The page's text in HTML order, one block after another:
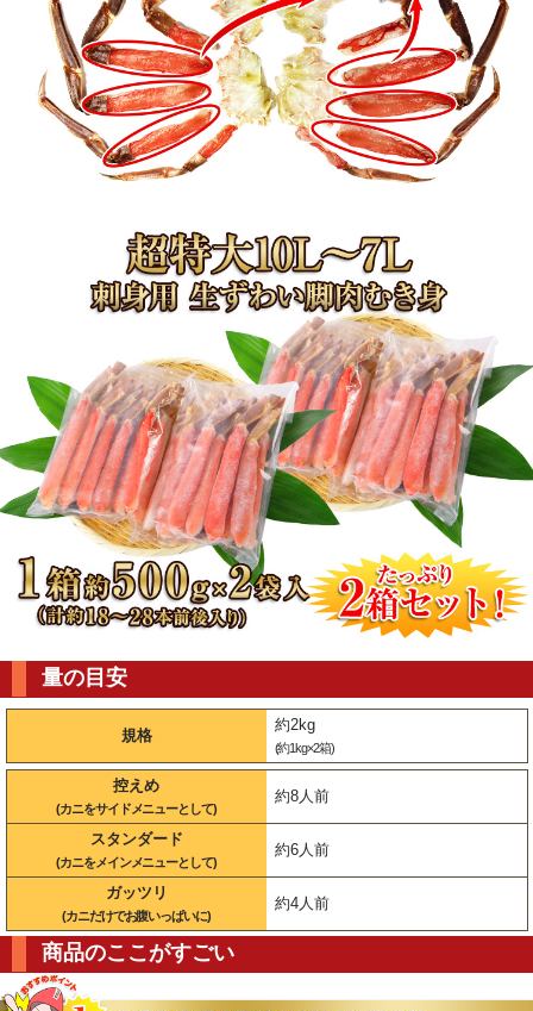
量の目安
規格
約2kg
(約1kg×2箱)
控えめ
(カニをサイドメニューとして)
約8人前
スタンダード
(カニをメインメニューとして)
約6人前
ガッツリ
(カニだけでお腹いっぱいに)
約4人前
商品のここがすごい